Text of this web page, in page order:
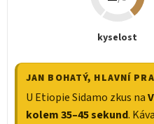
kyselost
JAN BOHATÝ, HLAVNÍ
U Etiopie Sidamo zkus na
kolem 35–45 sekund.